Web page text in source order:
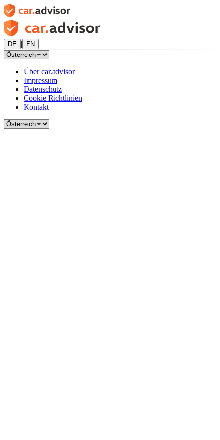
DE | EN
Über car.advisor
Impressum
Datenschutz
Cookie Richtlinien
Kontakt